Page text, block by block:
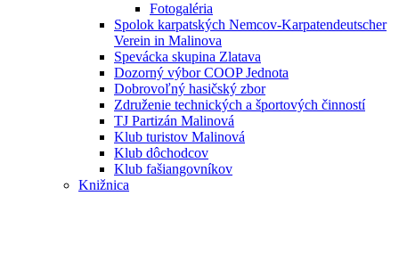
Fotogaléria
Spolok karpatských Nemcov-Karpatendeutscher
Verein in Malinova
Spevácka skupina Zlatava
Dozorný výbor COOP Jednota
Dobrovoľný hasičský zbor
Združenie technických a športových činností
TJ Partizán Malinová
Klub turistov Malinová
Klub dôchodcov
Klub fašiangovníkov
Knižnica